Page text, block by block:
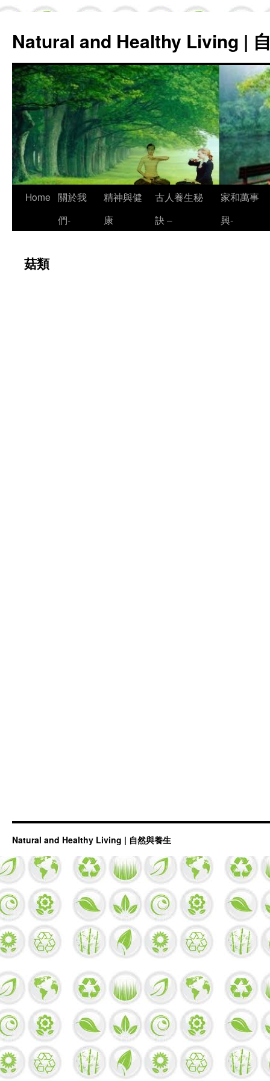
Natural and Healthy Living |
Skip
Home 關於我
們-
精神與健
康
古人養生秘
訣 –
家和萬事
興-
菇類
Natural and Healthy Living | 自然與養生